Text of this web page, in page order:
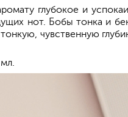
глубокое и
нот. Бобы тонка и
чувственную